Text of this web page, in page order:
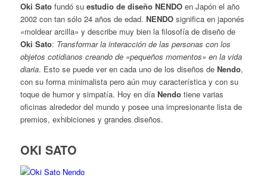
Oki Satofundó su estudio de diseño NENDOen Japón el año
2002 con tan sólo 24 años de edad. NENDOsignifica en japonés
«moldear arcilla» y describe muy bien la filosofía de diseño de
Oki Sato: Transformar la interacción de las personas con los
objetos cotidianos creando de «pequeños momentos» en la vida
diaria. Esto se puede ver en cada uno de los diseños de Nendo,
con su forma minimalista pero aún muy característica y con su
toque de humor y simpatía. Hoy en día Nendotiene varias
oficinas alrededor del mundo y posee una impresionante lista de
premios, exhibiciones y grandes diseños.
OKI SATO